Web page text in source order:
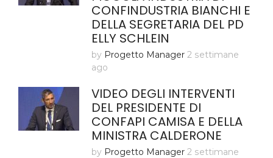
CONFINDUSTRIA BIANCHI E
DELLA SEGRETARIA DEL PD
ELLY SCHLEIN
by Progetto Manager 2 settimane
ago
VIDEO DEGLI INTERVENTI
DEL PRESIDENTE DI
CONFAPI CAMISA E DELLA
MINISTRA CALDERONE
by Progetto Manager 2 settimane